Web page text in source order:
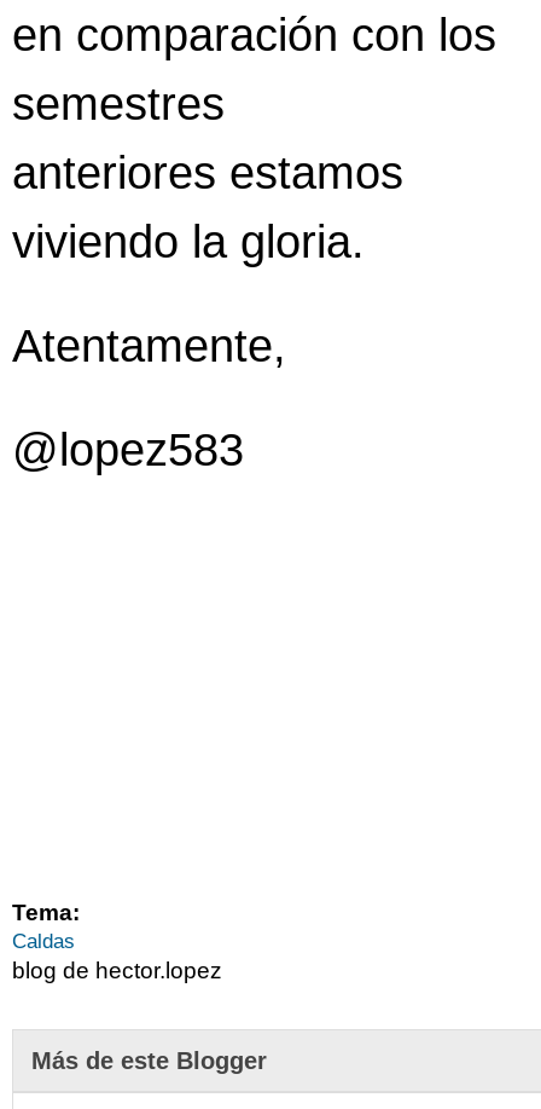
en comparación con los
semestres
anteriores estamos
viviendo la gloria.
Atentamente,
@lopez583
Tema:
Caldas
blog de hector.lopez
Más de este Blogger